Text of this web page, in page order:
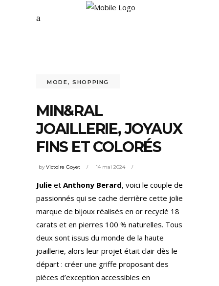
MODE, SHOPPING
MIN&RAL
JOAILLERIE, JOYAUX
FINS ET COLORÉS
byVictoire Goyet 14 mai 2024
Julie et Anthony Berard, voici le couple de
passionnés qui se cache derrière cette jolie
marque de bijoux réalisés en or recyclé 18
carats et en pierres 100 % naturelles. Tous
deux sont issus du monde de la haute
joaillerie, alors leur projet était clair dès le
départ : créer une griffe proposant des
pièces d’exception accessibles en